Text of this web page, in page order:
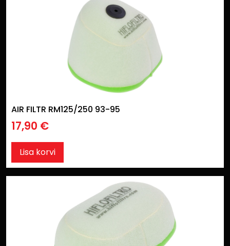
AIR FILTR RM125/250 93-95
17,90 €
Lisa korvi